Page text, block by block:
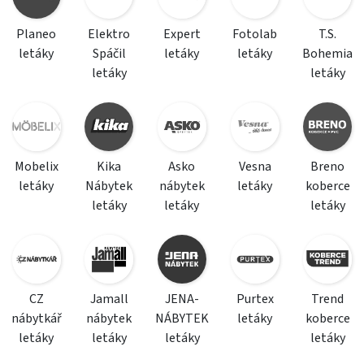
Planeo
letáky
Elektro
Spáčil
letáky
Expert
letáky
Fotolab
letáky
T.S.
Bohemia
letáky
Mobelix
letáky
Kika
Nábytek
letáky
Asko
nábytek
letáky
Vesna
letáky
Breno
koberce
letáky
CZ
nábytkář
letáky
Jamall
nábytek
letáky
JENA-
NÁBYTEK
letáky
Purtex
letáky
Trend
koberce
letáky